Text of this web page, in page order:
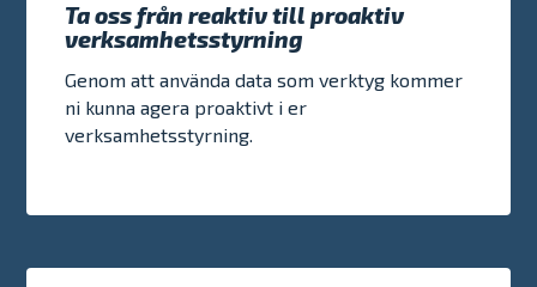
Ta oss från reaktiv till proaktiv
verksamhetsstyrning
Genom att använda data som verktyg kommer
ni kunna agera proaktivt i er
verksamhetsstyrning.